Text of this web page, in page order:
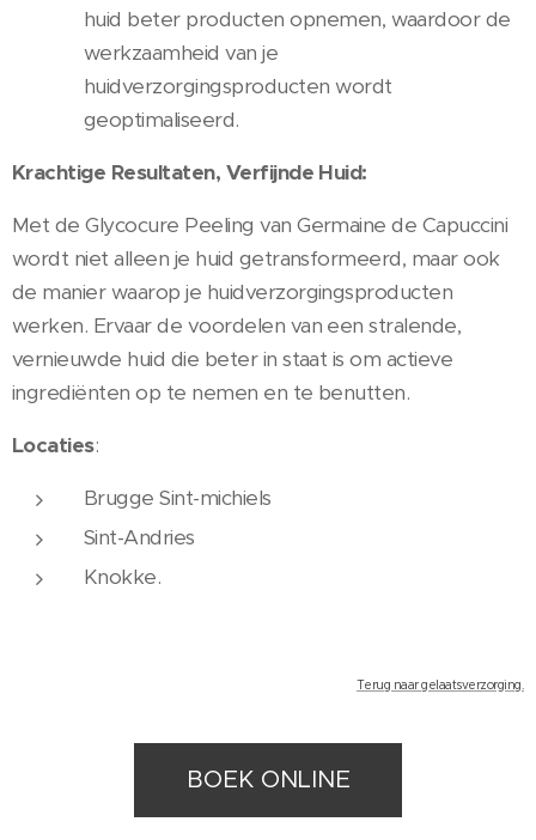
huid beter producten opnemen, waardoor de
werkzaamheid van je
huidverzorgingsproducten wordt
geoptimaliseerd.
Krachtige Resultaten, Verfijnde Huid:
Met de Glycocure Peeling van Germaine de Capuccini
wordt niet alleen je huid getransformeerd, maar ook
de manier waarop je huidverzorgingsproducten
werken. Ervaar de voordelen van een stralende,
vernieuwde huid die beter in staat is om actieve
ingrediënten op te nemen en te benutten.
Locaties:
Brugge Sint-michiels
Sint-Andries
Knokke.
Terug naar gelaatsverzorging.
BOEK ONLINE